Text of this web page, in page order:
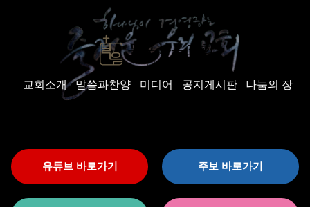
교회소개 말씀과찬양 미디어 공지게시판 나눔의 장
유튜브 바로가기 주보 바로가기